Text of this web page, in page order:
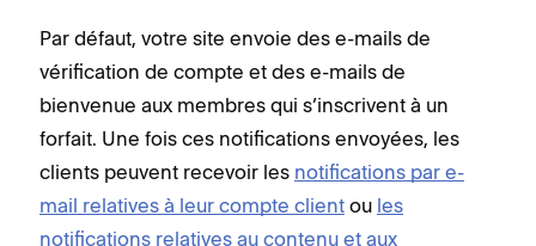
Par défaut, votre site envoie des e-mails de
vérification de compte et des e-mails de
bienvenue aux membres qui s’inscrivent à un
forfait. Une fois ces notifications envoyées, les
clients peuvent recevoir les notifications par e-
mail relatives à leur compte client ou les
notifications relatives au contenu et aux